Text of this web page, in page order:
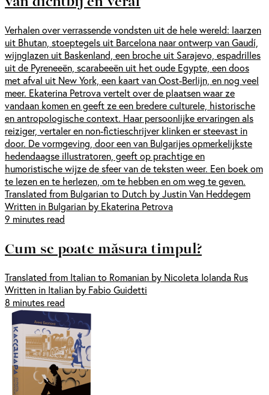
Verhalen over verrassende vondsten uit de hele wereld: laarzen
uit Bhutan, stoeptegels uit Barcelona naar ontwerp van Gaudí,
wijnglazen uit Baskenland, een broche uit Sarajevo, espadrilles
uit de Pyreneeën, scarabeeën uit het oude Egypte, een doos
met afval uit New York, een kaart van Oost-Berlijn, en nog veel
meer. Ekaterina Petrova vertelt over de plaatsen waar ze
vandaan komen en geeft ze een bredere culturele, historische
en antropologische context. Haar persoonlijke ervaringen als
reiziger, vertaler en non-fictieschrijver klinken er steevast in
door. De vormgeving, door een van Bulgarijes opmerkelijkste
hedendaagse illustratoren, geeft op prachtige en
humoristische wijze de sfeer van de teksten weer. Een boek om
te lezen en te herlezen, om te hebben en om weg te geven.
Translated from Bulgarian to Dutch by Justin Van Heddegem
Written in Bulgarian by Ekaterina Petrova
9 minutes read
Cum se poate măsura timpul?
Translated from Italian to Romanian by Nicoleta Iolanda Rus
Written in Italian by Fabio Guidetti
8 minutes read